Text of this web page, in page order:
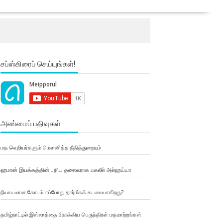
சப்ஸ்கிரைப் செய்யுங்கள்!
அண்மைப் பதிவுகள்
மத வெறியர்களும் மௌனித்த நீதித்துறையும்
ஹமாஸ் இயக்கத்தின் புதிய தலைவராக ஃகலீல் அல்ஹய்யா
நியாயமான கோபம் எப்போது தார்மீகக் கடமையாகிறது?
தமிழ்நாட்டில் இஸ்லாத்தை நோக்கிய பெருந்திரள் மதமாற்றங்கள்